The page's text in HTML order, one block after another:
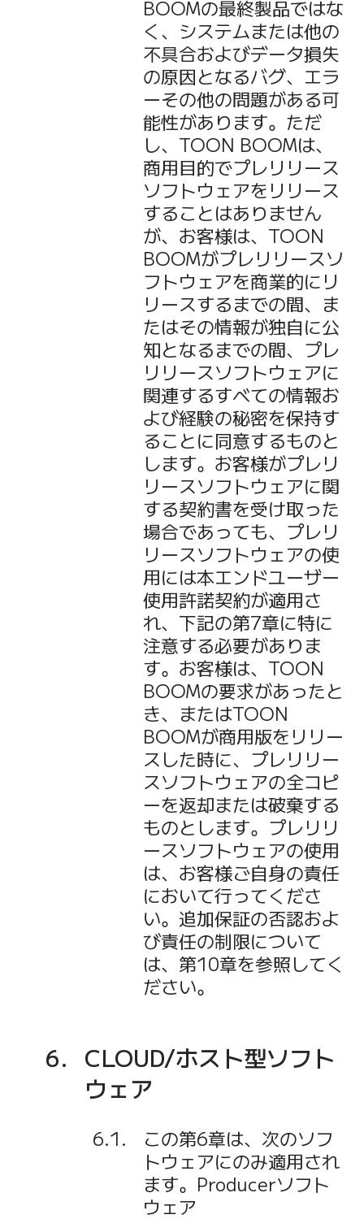
BOOMの最終製品ではな
く、システムまたは他の
不具合およびデータ損失
の原因となるバグ、エラ
ーその他の問題がある可
能性があります。ただ
し、TOON BOOMは、
商用目的でプレリリース
ソフトウェアをリリース
することはありません
が、お客様は、TOON
BOOMがプレリリースソ
フトウェアを商業的にリ
リースするまでの間、ま
たはその情報が独自に公
知となるまでの間、プレ
リリースソフトウェアに
関連するすべての情報お
よび経験の秘密を保持す
ることに同意するものと
します。お客様がプレリ
リースソフトウェアに関
する契約書を受け取った
場合であっても、プレリ
リースソフトウェアの使
用には本エンドユーザー
使用許諾契約が適用さ
れ、下記の第7章に特に
注意する必要がありま
す。お客様は、TOON
BOOMの要求があったと
き、またはTOON
BOOMが商用版をリリー
スした時に、プレリリー
スソフトウェアの全コピ
ーを返却または破棄する
ものとします。プレリリ
ースソフトウェアの使用
は、お客様ご自身の責任
において行ってくださ
い。追加保証の否認およ
び責任の制限について
は、第10章を参照してく
ださい。
CLOUD/ホスト型ソフト
ウェア
この第6章は、次のソフ
トウェアにのみ適用され
ます。Producerソフト
ウェア